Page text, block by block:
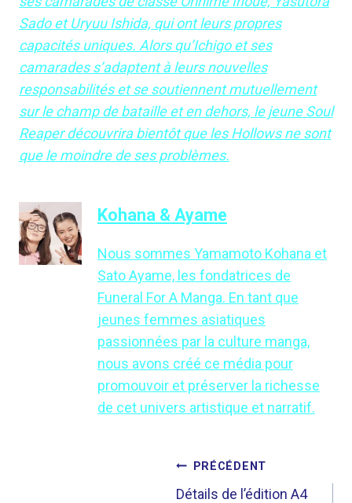
Sado et Uryuu Ishida, qui ont leurs propres
capacités uniques. Alors qu’Ichigo et ses
camarades s’adaptent à leurs nouvelles
responsabilités et se soutiennent mutuellement
sur le champ de bataille et en dehors, le jeune Soul
Reaper découvrira bientôt que les Hollows ne sont
que le moindre de ses problèmes.
Kohana & Ayame
Nous sommes Yamamoto Kohana et
Sato Ayame, les fondatrices de
Funeral For A Manga. En tant que
jeunes femmes asiatiques
passionnées par la culture manga,
nous avons créé ce média pour
promouvoir et préserver la richesse
de cet univers artistique et narratif.
NAVIGATIONPRÉCÉDENT
Détails de l’édition A4